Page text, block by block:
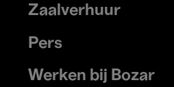
Zaalverhuur
Pers
Werken bij Bozar